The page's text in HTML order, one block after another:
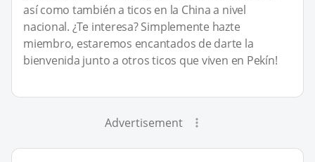
así como también a ticos en la China a nivel
nacional. ¿Te interesa? Simplemente hazte
miembro, estaremos encantados de darte la
bienvenida junto a otros ticos que viven en Pekín!
Advertisement